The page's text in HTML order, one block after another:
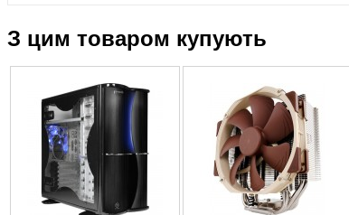
З цим товаром купують